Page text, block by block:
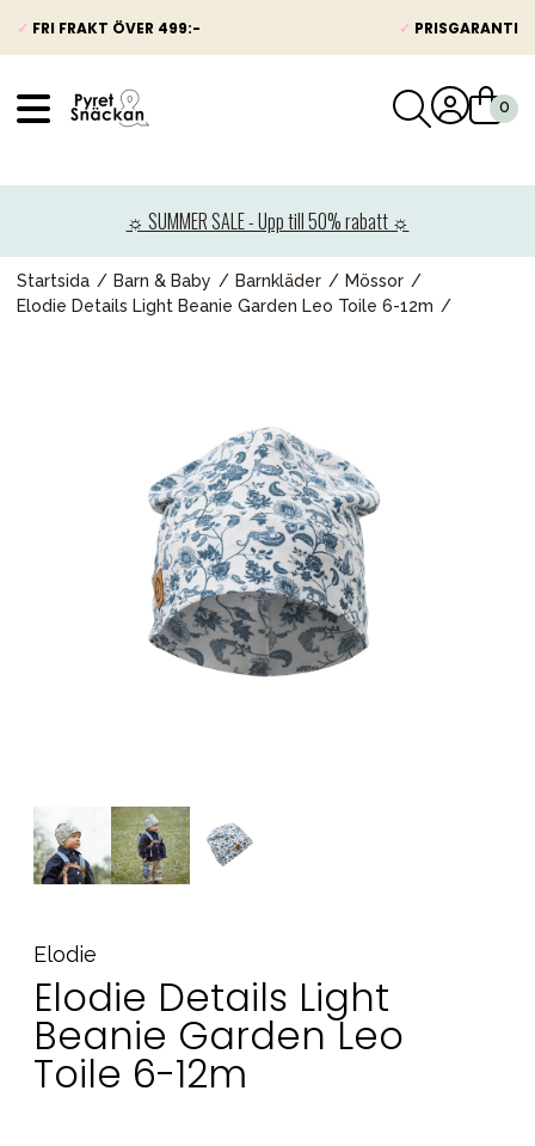
✓ FRI FRAKT ÖVER 499:- ✓ PRISGARANTI
☼ SUMMER SALE - Upp till 50% rabatt ☼
Startsida Barn & Baby Barnkläder
Mössor
Elodie Details Light Beanie Garden Leo Toile 6-12m
Elodie
Elodie Details Light
Beanie Garden Leo
Toile 6-12m
Barnvagnar
Bilbarnstolar
Förälder
Möbler & bädd
Tillbehör
Reservdelar
Kampanjer
Presenttips
Sol och bad
Kontakta oss